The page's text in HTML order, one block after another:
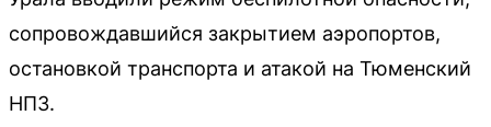
сопровождавшийся закрытием аэропортов,
остановкой транспорта и атакой на Тюменский
НПЗ.